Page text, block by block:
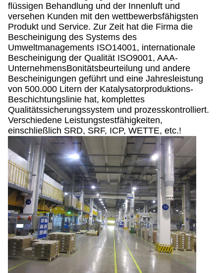
flüssigen Behandlung und der Innenluft und
versehen Kunden mit den wettbewerbsfähigsten
Produkt und Service. Zur Zeit hat die Firma die
Bescheinigung des Systems des
Umweltmanagements ISO14001, internationale
Bescheinigung der Qualität ISO9001, AAA-
UnternehmensBonitätsbeurteilung und andere
Bescheinigungen geführt und eine Jahresleistung
von 500.000 Litern der Katalysatorproduktions-
Beschichtungslinie hat, komplettes
Qualitätssicherungssystem und prozesskontrolliert.
Verschiedene Leistungstestfähigkeiten,
einschließlich SRD, SRF, ICP, WETTE, etc.!